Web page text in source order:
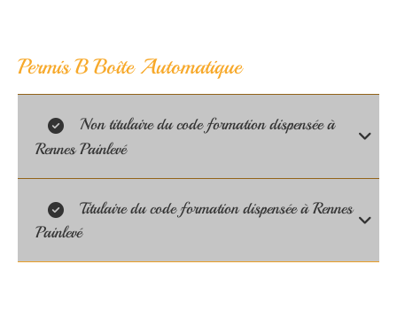
Permis B Boîte Automatique
Non titulaire du code formation dispensée à
Rennes Painlevé
Titulaire du code formation dispensée à Rennes
Painlevé